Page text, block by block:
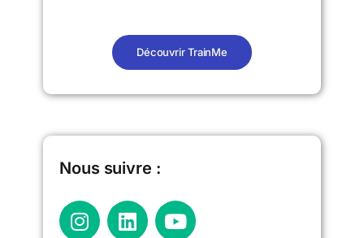
Découvrir TrainMe
Nous suivre :​